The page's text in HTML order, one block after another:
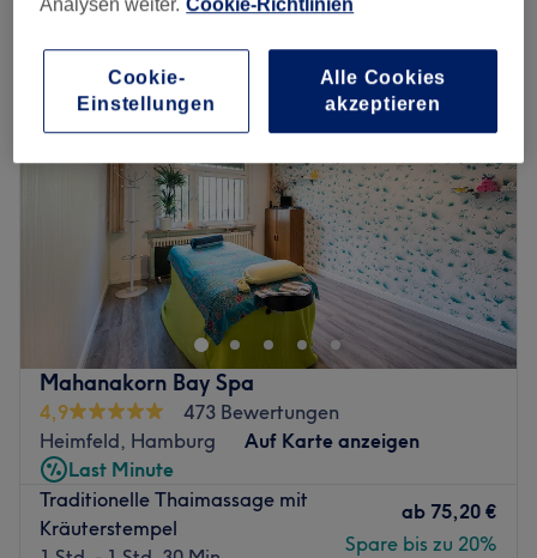
Ein Salon, der anbietet: kräuterstempelmassage in Harburg, Hamburg
Mahanakorn Bay Spa
4,9
473 Bewertungen
Heimfeld, Hamburg
Auf Karte anzeigen
Last Minute
Traditionelle Thaimassage mit
Kräuterstempel
ab 75,20 €
Spare bis zu 20%
Analysen weiter. Cookie-Richtlinien
Cookie-
Einstellungen
Alle Cookies
akzeptieren